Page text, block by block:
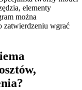
elementy
można
zatwierdzeniu wgrać